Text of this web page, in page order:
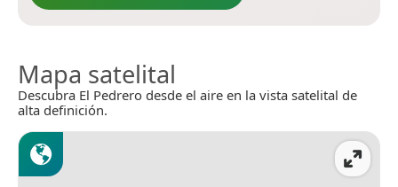
Mapa satelital
Descubra El Pedrero desde el aire en la vista satelital de
alta definición.